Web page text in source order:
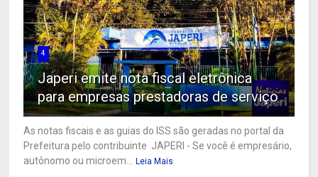
4
Japeri emite nota fiscal eletrônica
para empresas prestadoras de serviço
As notas fiscais e as guias do ISS são geradas no portal da
Prefeitura pelo contribuinte JAPERI - Se você é empresário,
autônomo ou microem...
Leia Mais